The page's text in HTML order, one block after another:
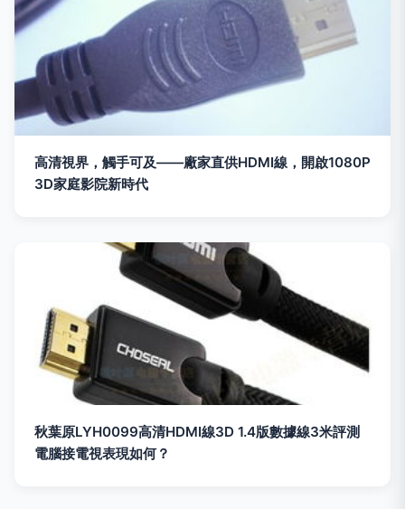
高清視界，觸手可及——廠家直供HDMI線，開啟1080P
3D家庭影院新時代
秋葉原LYH0099高清HDMI線3D 1.4版數據線3米評測
電腦接電視表現如何？